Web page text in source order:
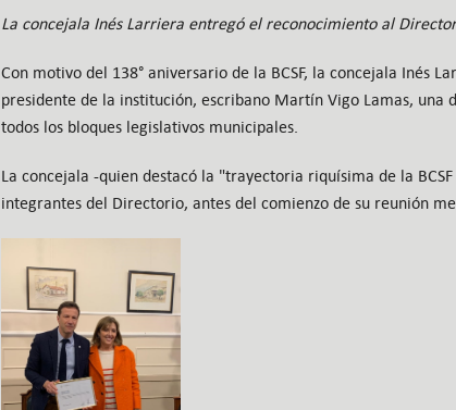
La concejala Inés Larriera entregó el reconocimiento al
Con motivo del 138° aniversario de la BCSF, la concejala Inés
presidente de la institución, escribano Martín Vigo Lamas,
todos los bloques legislativos municipales.
La concejala -quien destacó la "trayectoria riquísima de la
integrantes del Directorio, antes del comienzo de su reunión